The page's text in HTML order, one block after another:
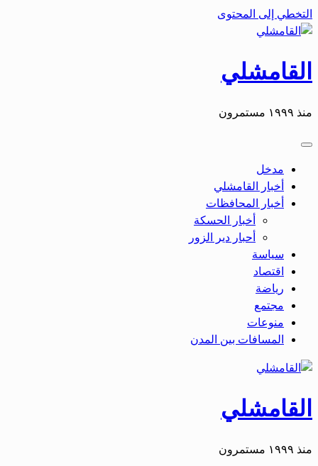
التخطي إلى المحتوى
القامشلي
منذ ١٩٩٩ مستمرون
مدخل
أخبار القامشلي
أخبار المحافظات
أخبار الحسكة
أحبار دير الزور
سياسة
اقتصاد
رياضة
مجتمع
منوعات
المسافات بين المدن
القامشلي
منذ ١٩٩٩ مستمرون